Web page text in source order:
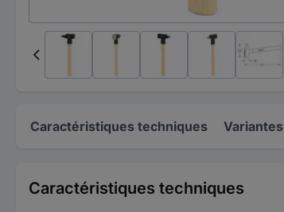
Caractéristiques techniques Variantes
Caractéristiques techniques